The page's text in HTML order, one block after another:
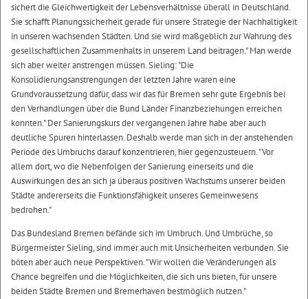
sichert die Gleichwertigkeit der Lebensverhältnisse überall in Deutschland.
Sie schafft Planungssicherheit gerade für unsere Strategie der Nachhaltigkeit
in unseren wachsenden Städten. Und sie wird maßgeblich zur Wahrung des
gesellschaftlichen Zusammenhalts in unserem Land beitragen." Man werde
sich aber weiter anstrengen müssen. Sieling: "Die
Konsolidierungsanstrengungen der letzten Jahre waren eine
Grundvoraussetzung dafür, dass wir das für Bremen sehr gute Ergebnis bei
den Verhandlungen über die Bund Länder Finanzbeziehungen erreichen
konnten." Der Sanierungskurs der vergangenen Jahre habe aber auch
deutliche Spuren hinterlassen. Deshalb werde man sich in der anstehenden
Periode des Umbruchs darauf konzentrieren, hier gegenzusteuern. "Vor
allem dort, wo die Nebenfolgen der Sanierung einerseits und die
Auswirkungen des an sich ja überaus positiven Wachstums unserer beiden
Städte andererseits die Funktionsfähigkeit unseres Gemeinwesens
bedrohen."
Das Bundesland Bremen befände sich im Umbruch. Und Umbrüche, so
Bürgermeister Sieling, sind immer auch mit Unsicherheiten verbunden. Sie
böten aber auch neue Perspektiven. "Wir wollen die Veränderungen als
Chance begreifen und die Möglichkeiten, die sich uns bieten, für unsere
beiden Städte Bremen und Bremerhaven bestmöglich nutzen."